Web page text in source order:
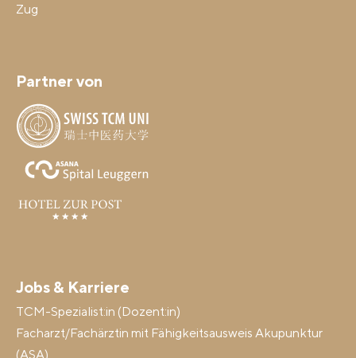
Zug
Partner von
Jobs & Karriere
TCM-Spezialist:in (Dozent:in)
Facharzt/Fachärztin mit Fähigkeitsausweis Akupunktur
(ASA)